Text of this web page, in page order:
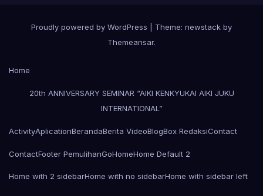
Proudly powered by WordPress
Theme: newstack by
Themeansar.
Home
20th ANNIVERSARY SEMINAR “AIKI KENKYUKAI AIKI JUKU
INTERNATIONAL”
ActivityAplicationBerandaBerita VideoBlogBox RedaksiContact
ContactFooter PemulihanGoHomeHome Default 2
Home with 2 sidebarHome with no sidebarHome with sidebar left